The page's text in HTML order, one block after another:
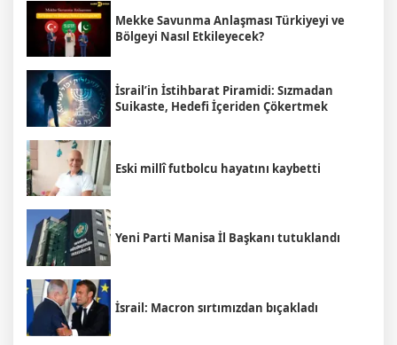
Mekke Savunma Anlaşması Türkiyeyi ve
Bölgeyi Nasıl Etkileyecek?
İsrail’in İstihbarat Piramidi: Sızmadan
Suikaste, Hedefi İçeriden Çökertmek
Eski millî futbolcu hayatını kaybetti
Yeni Parti Manisa İl Başkanı tutuklandı
İsrail: Macron sırtımızdan bıçakladı